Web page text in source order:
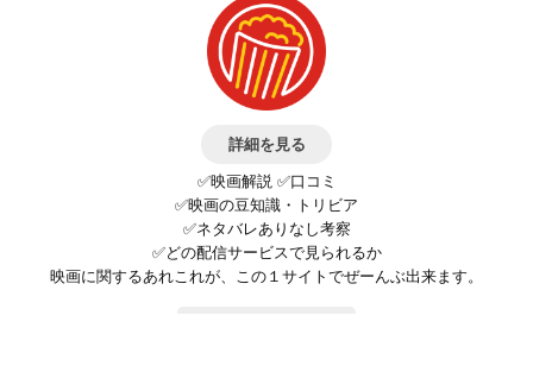
詳細を見る
✅映画解説 ✅口コミ
✅映画の豆知識・トリビア
✅ネタバレありなし考察
✅どの配信サービスで見られるか
映画に関するあれこれが、この１サイトでぜーんぶ出来ます。